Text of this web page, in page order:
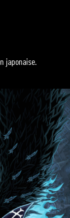
japonaise.